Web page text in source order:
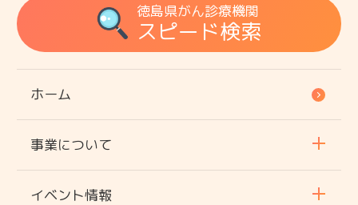
徳島県がん診療機関
スピード検索
ホーム
事業について
イベント情報